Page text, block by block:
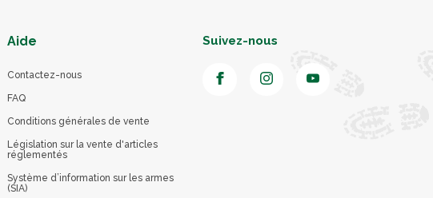
Aide
Contactez-nous
FAQ
Conditions générales de vente
Législation sur la vente d'articles
réglementés
Système d’information sur les armes
(SIA)
Suivez-nous